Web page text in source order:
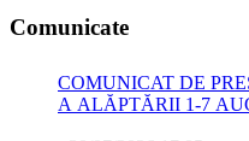
Comunicate
COMUNICAT DE
A ALĂPTĂRII 1-7